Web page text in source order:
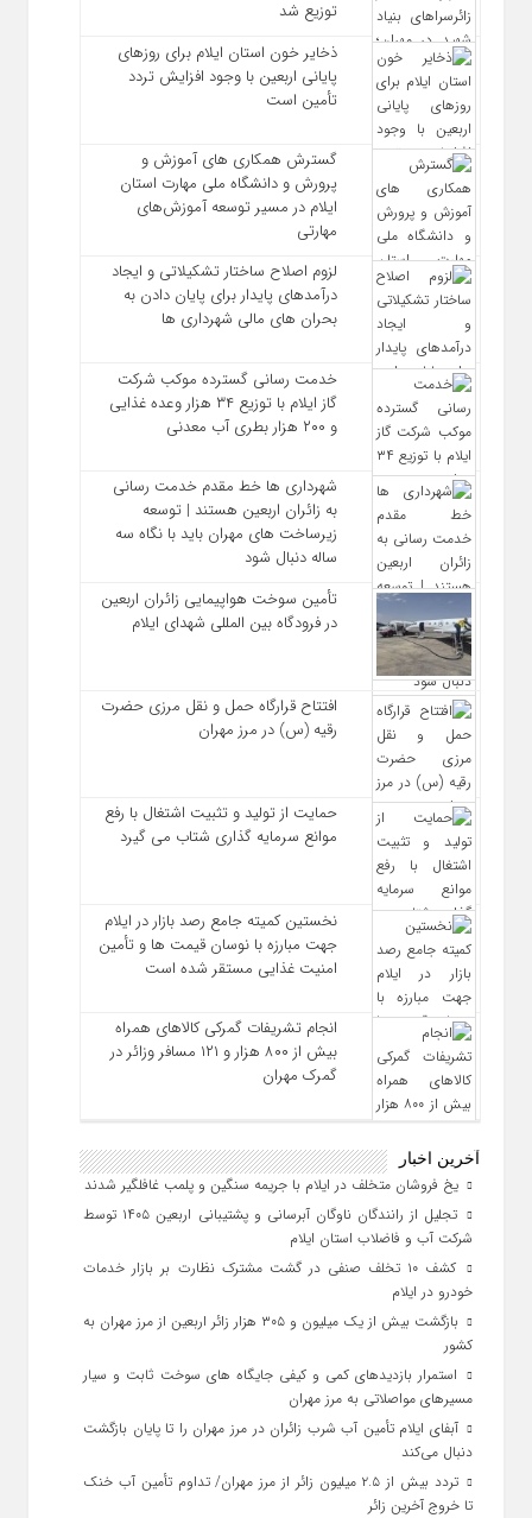
توزیع شد
ذخایر خون استان ایلام برای روزهای
پایانی اربعین با وجود افزایش تردد
تأمین است
گسترش همکاری‌ های آموزش و
پرورش و دانشگاه ملی مهارت استان
ایلام در مسیر توسعه آموزش‌های
مهارتی
لزوم اصلاح ساختار تشکیلاتی و ایجاد
درآمدهای پایدار برای پایان دادن به
بحران‌ های مالی شهرداری‌ ها
خدمت رسانی گسترده موکب شرکت
گاز ایلام با توزیع ۳۴ هزار وعده غذایی
و ۲۰۰ هزار بطری آب معدنی
شهرداری‌ ها خط مقدم خدمت ‌رسانی
به زائران اربعین هستند | توسعه
زیرساخت ‌های مهران باید با نگاه سه‌
ساله دنبال شود
تأمین سوخت هواپیمایی زائران اربعین
در فرودگاه بین المللی شهدای ایلام
افتتاح قرارگاه حمل‌ و نقل مرزی حضرت
رقیه (س) در مرز مهران
حمایت از تولید و تثبیت اشتغال با رفع
موانع سرمایه‌ گذاری شتاب می‌ گیرد
نخستین کمیته جامع رصد بازار در ایلام
جهت مبارزه با نوسان قیمت‌ ها و تأمین
امنیت غذایی مستقر شده است
انجام تشریفات گمرکی کالاهای همراه
بیش از ۸۰۰ هزار و ۱۲۱ مسافر وزائر در
گمرک مهران
آخرین اخبار
یخ‌ فروشان متخلف در ایلام با جریمه سنگین و پلمب غافلگیر شدند
تجلیل از رانندگان ناوگان آبرسانی و پشتیبانی اربعین ۱۴۰۵ توسط
شرکت آب و فاضلاب استان ایلام
کشف ۱۰ تخلف صنفی در گشت مشترک نظارت بر بازار خدمات
خودرو در ایلام
بازگشت بیش از یک میلیون و ۳۰۵ هزار زائر اربعین از مرز مهران به
کشور
استمرار بازدیدهای کمی و کیفی جایگاه‌ های سوخت ثابت و سیار
مسیرهای مواصلاتی به مرز مهران
آبفای ایلام تأمین آب شرب زائران در مرز مهران را تا پایان بازگشت
دنبال می‌کند
تردد بیش از ۲.۵ میلیون زائر از مرز مهران/ تداوم تأمین آب خنک
تا خروج آخرین زائر